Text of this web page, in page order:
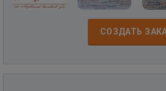
СОЗДАТЬ